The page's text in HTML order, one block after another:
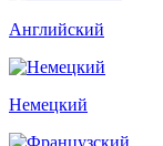
Английский
Немецкий